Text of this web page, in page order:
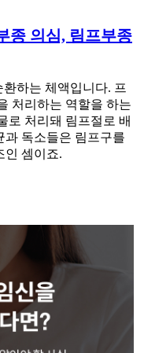
종 의심, 림프부종
환하는 체액입니다. 프
처리하는 역할을 하는
로 처리돼 림프절로 배
과 독소들은 림프구를
인 셈이죠.